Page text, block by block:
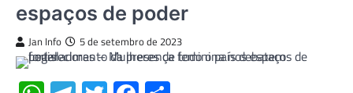
espaços de poder
Jan Info 5 de setembro de 2023